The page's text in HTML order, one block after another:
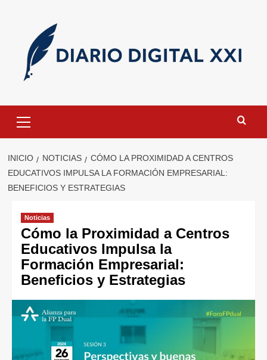
contenido
primario
INICIO NOTICIAS
CÓMO LA PROXIMIDAD A CENTROS
EDUCATIVOS IMPULSA LA FORMACIÓN EMPRESARIAL:
BENEFICIOS Y ESTRATEGIAS
Noticias
Cómo la Proximidad a Centros
Educativos Impulsa la
Formación Empresarial:
Beneficios y Estrategias